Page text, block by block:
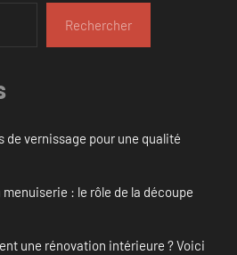
Rechercher
de vernissage pour une qualité
: le rôle de la découpe
une rénovation intérieure ? Voici